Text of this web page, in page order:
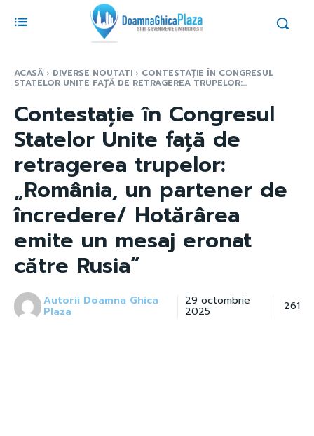
ACASĂ DIVERSE NOUTATI CONTESTAȚIE ÎN CONGRESUL
STATELOR UNITE FAȚĂ DE RETRAGEREA TRUPELOR:...
Contestație în Congresul
Statelor Unite față de
retragerea trupelor:
„România, un partener de
încredere/ Hotărârea
emite un mesaj eronat
către Rusia”
Autorii Doamna Ghica
Plaza
29 octombrie
2025 261